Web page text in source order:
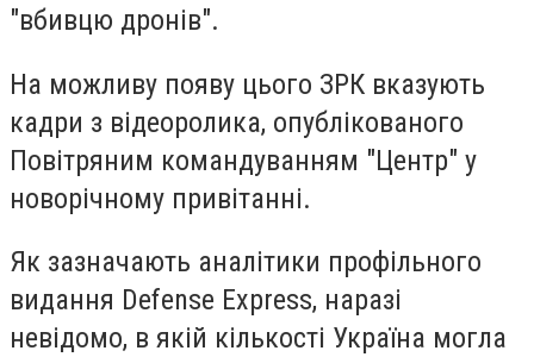
"вбивцю дронів".
На можливу появу цього ЗРК вказують
кадри з відеоролика, опублікованого
Повітряним командуванням "Центр" у
новорічному привітанні.
Як зазначають аналітики профільного
видання Defense Express, наразі
невідомо, в якій кількості Україна могла